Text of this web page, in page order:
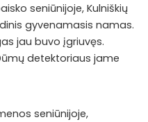
seniūnijoje, Kulniškių
gyvenamasis namas.
jau buvo įgriuvęs.
detektoriaus jame
seniūnijoje,